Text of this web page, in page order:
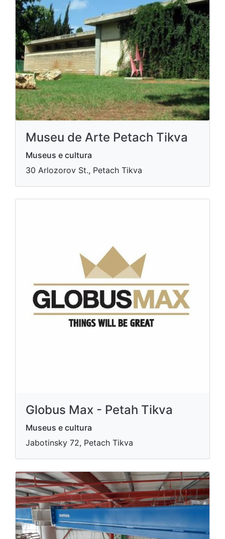
Museu de Arte Petach Tikva
Museus e cultura
30 Arlozorov St., Petach Tikva
Globus Max - Petah Tikva
Museus e cultura
Jabotinsky 72, Petach Tikva